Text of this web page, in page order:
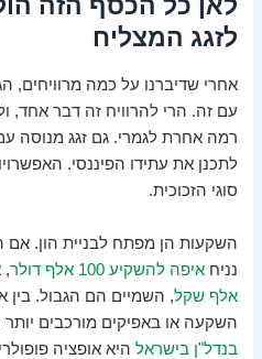
לזגג המצליח
אחרי שדיברנו על כמה מרוויחים,
עם זה. הרי להרוויח זה דבר אחד,
רמה אחרת לגמרי. גם זגג מנוסה
לתכנן את עתידו הפיננסי.
סוגי הזכוכית.
השקעות הן מפתח לבניית הון.
נניחאיפה להשקיע 100 אלף דולר ,
אלף שקל, השמיים הם הגבול. בין
השקעה או באפיקים מורכבים יותר
בנדל"ן בישראל היא אופציה